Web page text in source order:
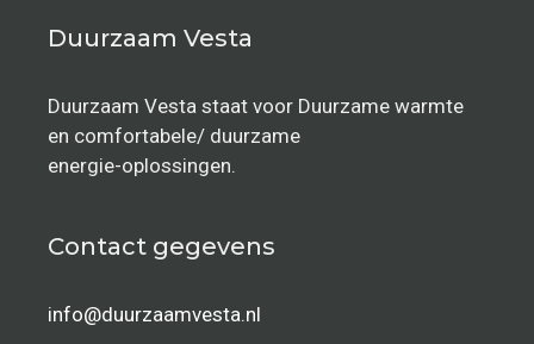
Duurzaam Vesta
Duurzaam Vesta staat voor Duurzame warmte
en comfortabele/ duurzame
energie-oplossingen.
Contact gegevens
info@duurzaamvesta.nl